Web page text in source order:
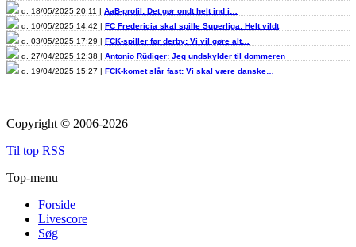
d. 18/05/2025 20:11 | AaB-profil: Det gør ondt helt ind i…
d. 10/05/2025 14:42 | FC Fredericia skal spille Superliga: Helt vildt
d. 03/05/2025 17:29 | FCK-spiller før derby: Vi vil gøre alt…
d. 27/04/2025 12:38 | Antonio Rüdiger: Jeg undskylder til dommeren
d. 19/04/2025 15:27 | FCK-komet slår fast: Vi skal være danske…
Copyright © 2006-2026
Til top RSS
Top-menu
Forside
Livescore
Søg